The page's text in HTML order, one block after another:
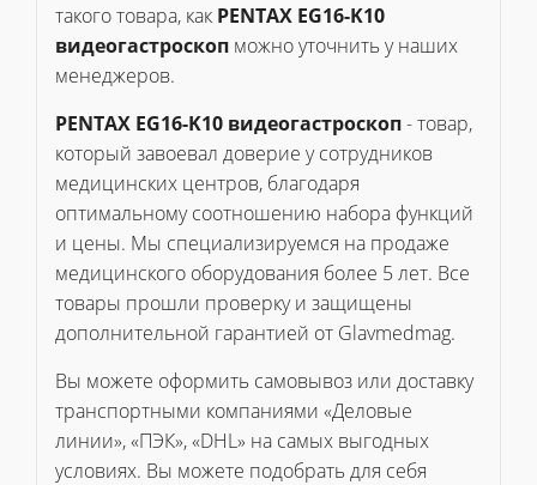
такого товара, как PENTAX EG16-K10
видеогастроскоп можно уточнить у наших
менеджеров.
PENTAX EG16-K10 видеогастроскоп- товар,
который завоевал доверие у сотрудников
медицинских центров, благодаря
оптимальному соотношению набора функций
и цены. Мы специализируемся на продаже
медицинского оборудования более 5 лет. Все
товары прошли проверку и защищены
дополнительной гарантией от Glavmedmag.
Вы можете оформить самовывоз или доставку
транспортными компаниями «Деловые
линии», «ПЭК», «DHL» на самых выгодных
условиях. Вы можете подобрать для себя